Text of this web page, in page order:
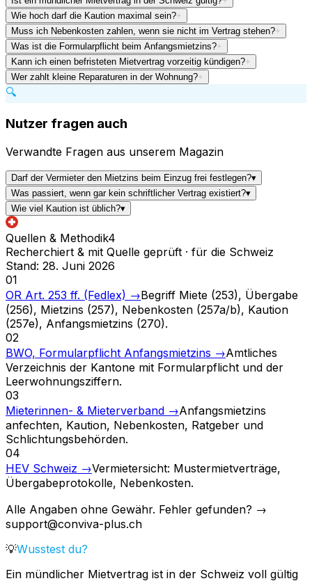
Wie hoch darf die Kaution maximal sein?+
Muss ich Nebenkosten zahlen, wenn sie nicht im Vertrag stehen?+
Was ist die Formularpflicht beim Anfangsmietzins?+
Kann ich einen befristeten Mietvertrag vorzeitig kündigen?+
Wer zahlt kleine Reparaturen in der Wohnung?+
🔍
Nutzer fragen auch
Verwandte Fragen aus unserem Magazin
Darf der Vermieter den Mietzins beim Einzug frei festlegen?▾
Was passiert, wenn gar kein schriftlicher Vertrag existiert?▾
Wie viel Kaution ist üblich?▾
Quellen & Methodik4
Recherchiert & mit Quelle geprüft · für die Schweiz
Stand: 28. Juni 2026
01
OR Art. 253 ff. (Fedlex) →Begriff Miete (253), Übergabe
(256), Mietzins (257), Nebenkosten (257a/b), Kaution
(257e), Anfangsmietzins (270).
02
BWO, Formularpflicht Anfangsmietzins →Amtliches
Verzeichnis der Kantone mit Formularpflicht und der
Leerwohnungsziffern.
03
Mieterinnen- & Mieterverband →Anfangsmietzins
anfechten, Kaution, Nebenkosten, Ratgeber und
Schlichtungsbehörden.
04
HEV Schweiz →Vermietersicht: Mustermietverträge,
Übergabeprotokolle, Nebenkosten.
Alle Angaben ohne Gewähr. Fehler gefunden? →
support@conviva-plus.ch
💡Wusstest du?
Ein mündlicher Mietvertrag ist in der Schweiz voll gültig